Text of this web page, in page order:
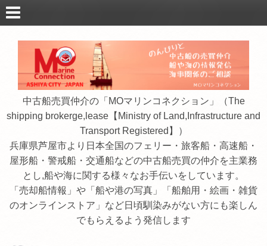
中古船売買仲介の「MOマリンコネクション」（The
shipping brokerge,lease【Ministry of Land,Infrastructure and
Transport Registered】）
兵庫県芦屋市より日本全国のフェリー・旅客船・高速船・
屋形船・警戒船・交通船などの中古船売買の仲介を主業務
とし,船や海に関する様々なお手伝いをしています。
「売却船情報」や「船や港の写真」「船舶用・絵画・雑貨
のオンラインストア」など日頃馴染みがない方にも楽しん
でもらえるよう発信します